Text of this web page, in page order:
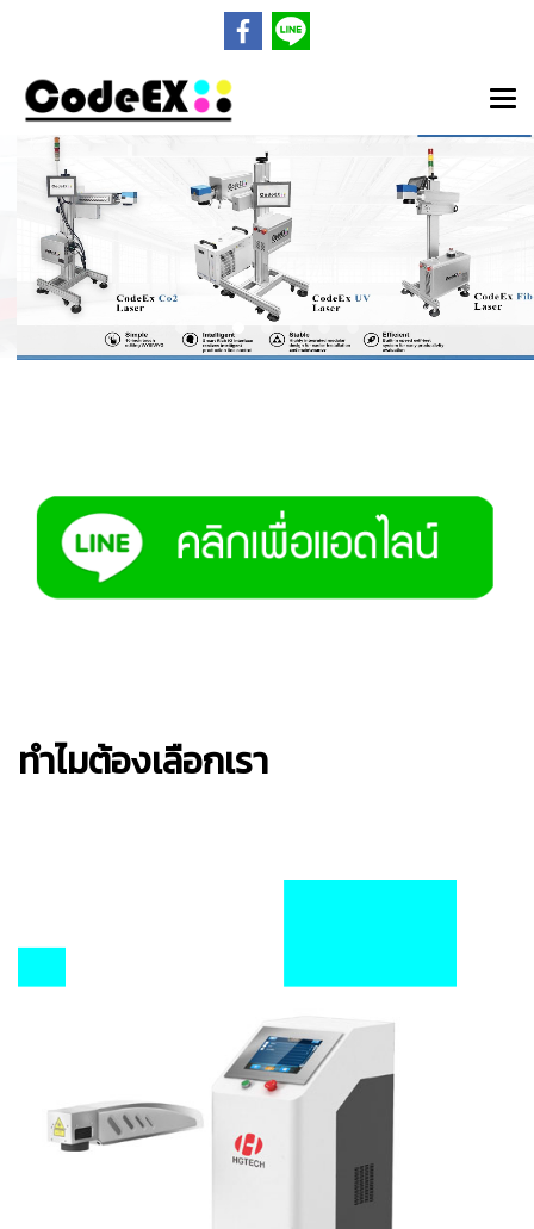
ทำไมต้องเลือกเรา